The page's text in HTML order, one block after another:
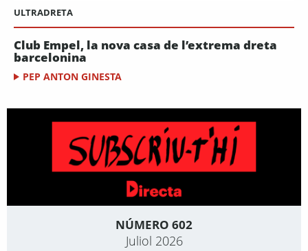
ULTRADRETA
Club Empel, la nova casa de l’extrema dreta
barcelonina
PEP ANTON GINESTA
NÚMERO 602
Juliol 2026